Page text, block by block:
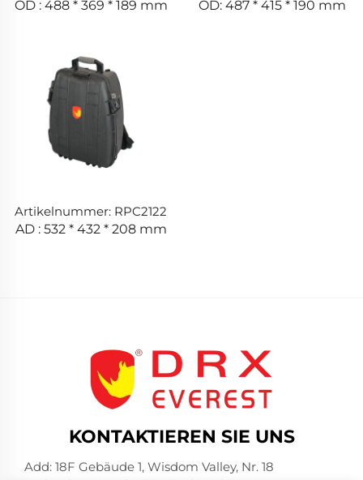
OD : 488 * 369 * 189 mm
OD: 487 * 415 * 190 mm
Artikelnummer: RPC2122
AD : 532 * 432 * 208 mm
KONTAKTIEREN SIE UNS
Add: 18F Gebäude 1, Wisdom Valley, Nr. 18